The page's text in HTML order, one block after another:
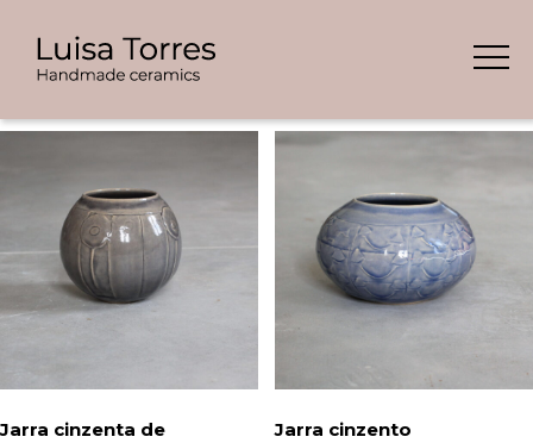
Skip
content
Showing all 5 results
Jarra cinzenta de
Jarra cinzento